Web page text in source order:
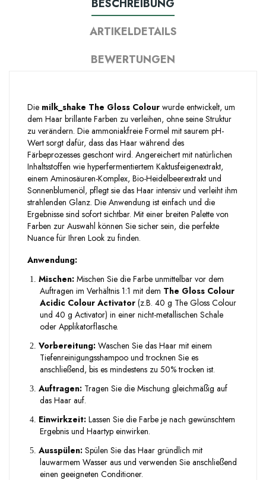
BESCHREIBUNG
ARTIKELDETAILS
BEWERTUNGEN
Die milk_shake The Gloss Colour wurde entwickelt, um
dem Haar brillante Farben zu verleihen, ohne seine Struktur
zu verändern. Die ammoniakfreie Formel mit saurem pH-
Wert sorgt dafür, dass das Haar während des
Färbeprozesses geschont wird. Angereichert mit natürlichen
Inhaltsstoffen wie hyperfermentiertem Kaktusfeigenextrakt,
einem Aminosäuren-Komplex, Bio-Heidelbeerextrakt und
Sonnenblumenöl, pflegt sie das Haar intensiv und verleiht ihm
strahlenden Glanz. Die Anwendung ist einfach und die
Ergebnisse sind sofort sichtbar. Mit einer breiten Palette von
Farben zur Auswahl können Sie sicher sein, die perfekte
Nuance für Ihren Look zu finden.
Anwendung:
1. Mischen: Mischen Sie die Farbe unmittelbar vor dem
Auftragen im Verhältnis 1:1 mit dem The Gloss Colour
Acidic Colour Activator (z.B. 40 g The Gloss Colour
und 40 g Activator) in einer nicht-metallischen Schale
oder Applikatorflasche.
2. Vorbereitung: Waschen Sie das Haar mit einem
Tiefenreinigungsshampoo und trocknen Sie es
anschließend, bis es mindestens zu 50% trocken ist.
3. Auftragen: Tragen Sie die Mischung gleichmäßig auf
das Haar auf.
4. Einwirkzeit: Lassen Sie die Farbe je nach gewünschtem
Ergebnis und Haartyp einwirken.
5. Ausspülen: Spülen Sie das Haar gründlich mit
lauwarmem Wasser aus und verwenden Sie anschließend
einen geeigneten Conditioner.